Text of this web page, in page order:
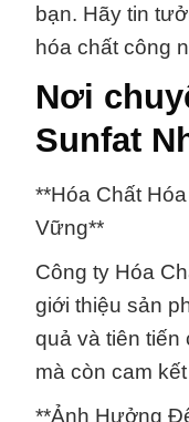
bạn. Hãy tin
hóa chất công
Nơi
Sunfat
**Hóa Chất
Vững**
Công ty Hóa
giới thiệu sản
quả và tiên
mà còn cam
**Ảnh Hưởng